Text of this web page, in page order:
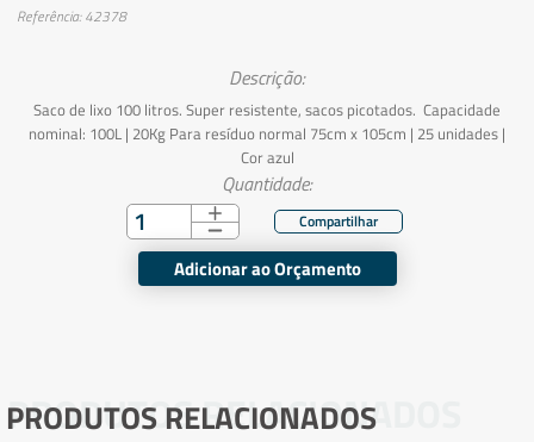
Referência: 42378
Descrição:
Saco de lixo 100 litros. Super resistente, sacos picotados. Capacidade
nominal: 100L | 20Kg Para resíduo normal 75cm x 105cm | 25 unidades |
Cor azul
Quantidade:
Adicionar ao Orçamento
PRODUTOS RELACIONADOS
PRODUTOS RELACIONADOS